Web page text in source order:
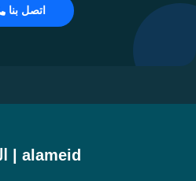
اتصل بنا
alameid | العميد